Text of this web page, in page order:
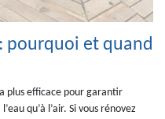
pourquoi et quand
plus efficace pour garantir
qu’à l’air. Si vous rénovez